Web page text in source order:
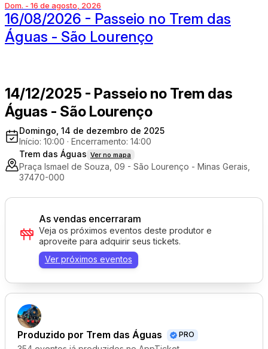
Dom. - 16 de agosto, 2026
16/08/2026 - Passeio no Trem das
Águas - São Lourenço
14/12/2025 - Passeio no Trem das
Águas - São Lourenço
Domingo, 14 de dezembro de 2025
Início: 10:00 · Encerramento: 14:00
Trem das Águas Ver no mapa
Praça Ismael de Souza, 09 - São Lourenço - Minas Gerais,
37470-000
Produzido por Trem das Águas PRO
As vendas encerraram
Veja os próximos eventos deste produtor e
aproveite para adquirir seus tickets.
Ver próximos eventos